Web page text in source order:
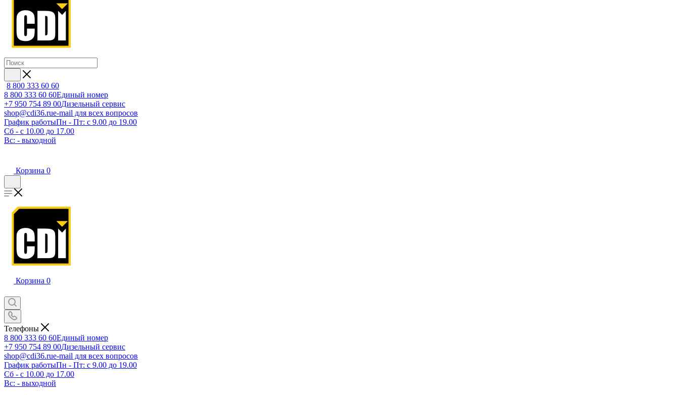
8 800 333 60 60
8 800 333 60 60Единый номер
+7 950 754 89 00Дизельный сервис
shop@cdi36.rue-mail для всех вопросов
График работыПн - Пт: с 9.00 до 19.00
Сб - с 10.00 до 17.00
Вс: - выходной
Корзина 0
Корзина 0
Телефоны
8 800 333 60 60Единый номер
+7 950 754 89 00Дизельный сервис
shop@cdi36.rue-mail для всех вопросов
График работыПн - Пт: с 9.00 до 19.00
Сб - с 10.00 до 17.00
Вс: - выходной